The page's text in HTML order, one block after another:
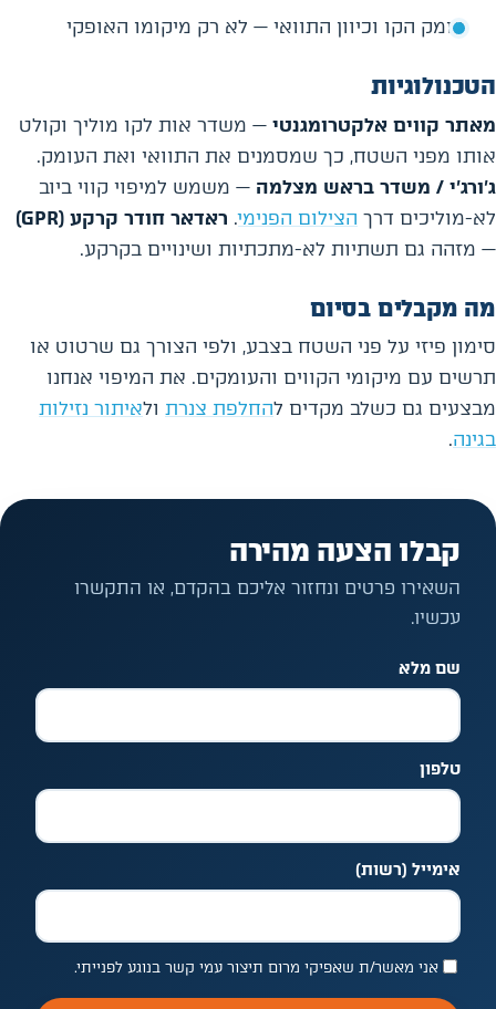
עומק הקו וכיוון התוואי — לא רק מיקומו האופקי
הטכנולוגיות
מאתר קווים אלקטרומגנטי — משדר אות לקו מוליך וקולט
אותו מפני השטח, כך שמסמנים את התוואי ואת העומק.
ג'ורג'י / משדר בראש מצלמה — משמש למיפוי קווי ביוב
לא-מוליכים דרך הצילום הפנימי. ראדאר חודר קרקע (GPR)
— מזהה גם תשתיות לא-מתכתיות ושינויים בקרקע.
מה מקבלים בסיום
סימון פיזי על פני השטח בצבע, ולפי הצורך גם שרטוט או
תרשים עם מיקומי הקווים והעומקים. את המיפוי אנחנו
מבצעים גם כשלב מקדים להחלפת צנרת ולאיתור נזילות
בגינה.
קבלו הצעה מהירה
השאירו פרטים ונחזור אליכם בהקדם, או התקשרו
עכשיו.
שם מלא
טלפון
אימייל (רשות)
אני מאשר/ת שאפיקי מרום תיצור עמי קשר בנוגע לפנייתי.